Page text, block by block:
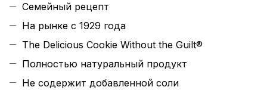
Семейный рецепт
На рынке с 1929 года
The Delicious Cookie Without the Guilt®
Полностью натуральный продукт
Не содержит добавленной соли